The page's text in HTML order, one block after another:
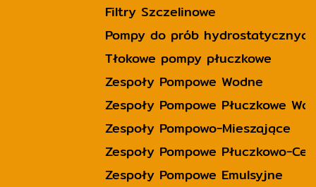
Filtry Szczelinowe
Pompy do prób
Tłokowe pompy płuczkowe
Zespoły Pompowe Wodne
Zespoły Pompowe Płuczkowe
Zespoły Pompowo-Mieszające
Zespoły Pompowe Płuczkowo-
Zespoły Pompowe Emulsyjne